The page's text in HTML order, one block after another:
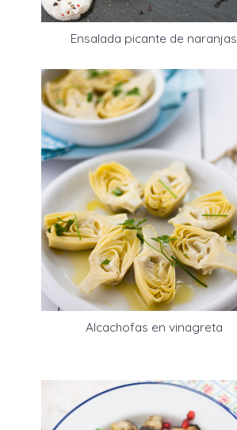
Ensalada picante de naranjas
Alcachofas en vinagreta